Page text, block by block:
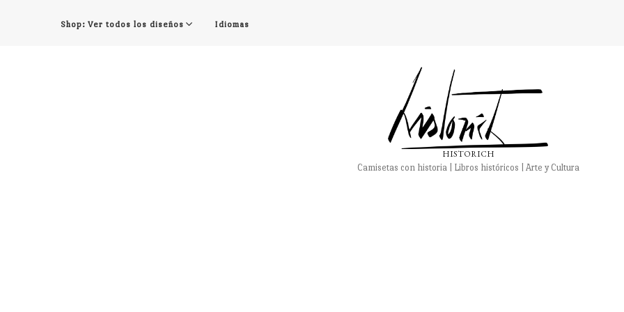
Shop: Ver todos los diseños Idiomas
HISTORICH
Camisetas con historia | Libros históricos | Arte y Cultura